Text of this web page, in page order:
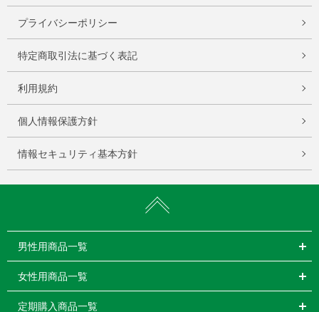
プライバシーポリシー
特定商取引法に基づく表記
利用規約
個人情報保護方針
情報セキュリティ基本方針
男性用商品一覧
女性用商品一覧
定期購入商品一覧